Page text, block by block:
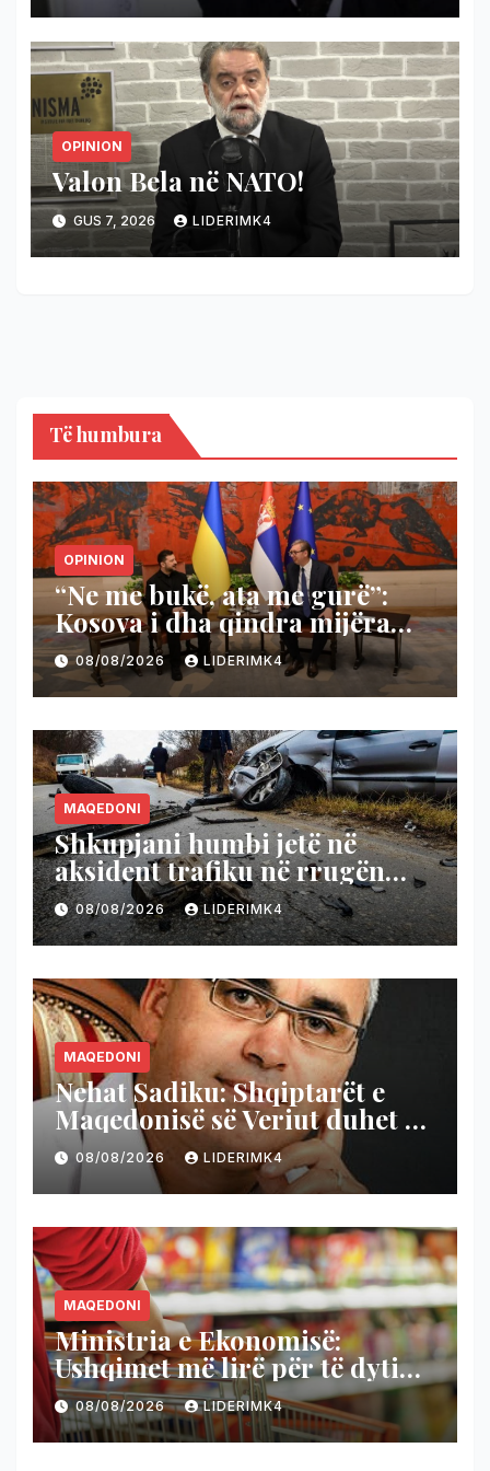
OPINION
Valon Bela në NATO!
GUS 7, 2026 LIDERIMK4
Të humbura
OPINION
“Ne me bukë, ata me gurë”:
Kosova i dha qindra mijëra
euro Ukrainës – Zelensky nga
konaku i Vuçiqit nuk e njeh
Kosovën
08/08/2026 LIDERIMK4
MAQEDONI
Shkupjani humbi jetë në
aksident trafiku në rrugën
Gostivar – Kërçovë!
08/08/2026 LIDERIMK4
MAQEDONI
Nehat Sadiku: Shqiptarët e
Maqedonisë së Veriut duhet të
kenë marrëdhënie të forta me
BE-në, SHBA-në dhe Turqinë
08/08/2026 LIDERIMK4
MAQEDONI
Ministria e Ekonomisë:
Ushqimet më lirë për të dytin
muaj radhazi!
08/08/2026 LIDERIMK4